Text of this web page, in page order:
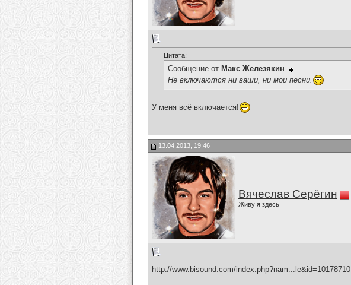
Цитата:
Сообщение от Макс Железякин
Не включаются ни ваши, ни мои песни.
У меня всё включается!
13.04.2013, 19:46
Вячеслав Серёгин
Живу я здесь
http://www.bisound.com/index.php?nam...le&id=10178710